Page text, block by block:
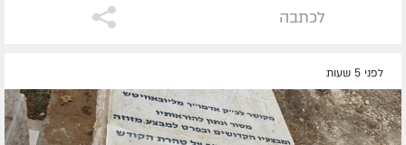
לכתבה
לפני 5 שעות